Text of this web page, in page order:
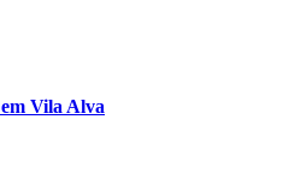
Vila Alva